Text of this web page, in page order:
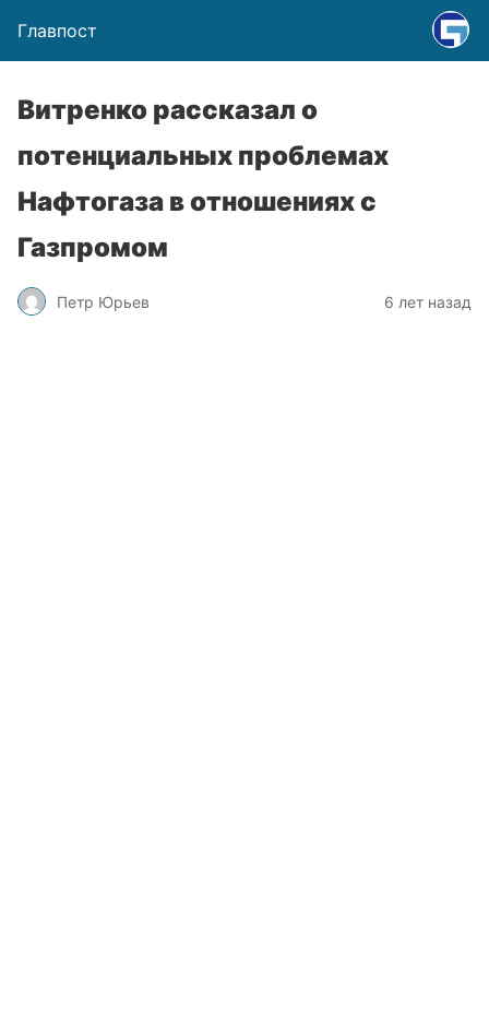
Главпост
Витренко рассказал о
потенциальных проблемах
Нафтогаза в отношениях с
Газпромом
Петр Юрьев 6 лет назад